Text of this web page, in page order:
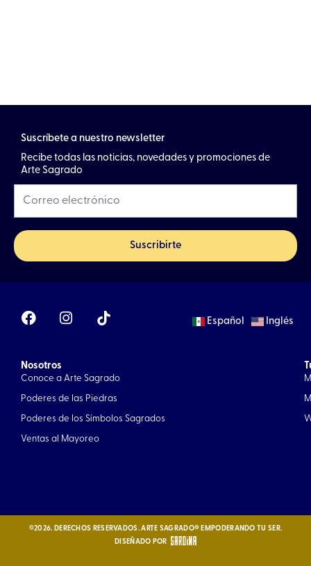
Suscríbete a nuestro newsletter
Recibe todas las noticias, novedades y promociones de
Arte Sagrado
Suscribirte
F
a
b
o
o
I
n
g
r
a
Español Inglés
Nosotros
Conoce a Arte Sagrado
Poderes de las Piedras
Poderes de los Símbolos Sagrados
Ventas al Mayoreo
©2026. DERECHOS RESERVADOS. ARTE SAGRADO® EMPODERANDO TU SER.
DISEÑADO POR